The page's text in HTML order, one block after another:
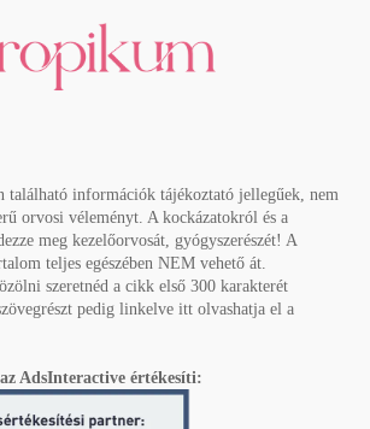
található információk tájékoztató jellegűek, nem
orvosi véleményt. A kockázatokról és a
meg kezelőorvosát, gyógyszerészét! A
teljes egészében NEM vehető át.
szeretnéd a cikk első 300 karakterét
pedig linkelve itt olvashatja el a
AdsInteractive értékesíti: